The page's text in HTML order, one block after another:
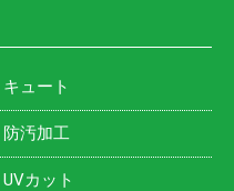
キュート
防汚加工
UVカット